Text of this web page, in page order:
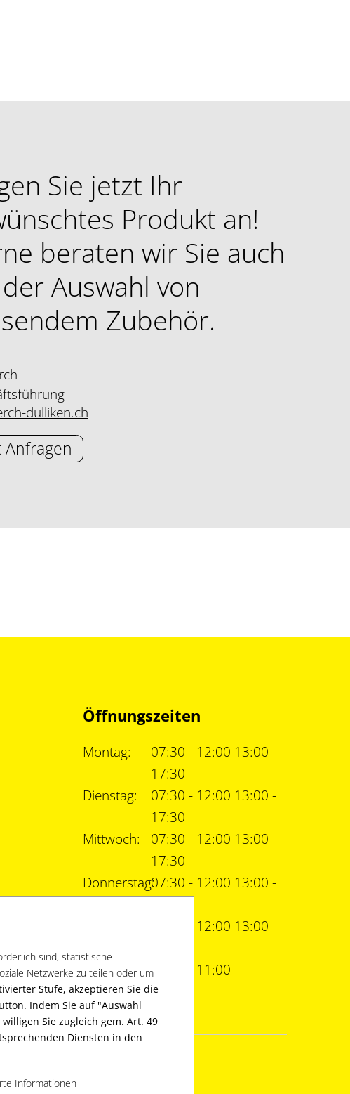
sind, statistische
Netzwerke zu teilen oder um
Stufe, akzeptieren Sie die
Indem Sie auf "Auswahl
Sie zugleich gem. Art. 49
Diensten in den
Informationen
Sie jetzt Ihr
Produkt an!
beraten wir Sie auch
Auswahl von
Zubehör.
dulliken.ch
Anfragen
Öffnungszeiten
Montag:
07:30 - 12:00 13:00 -
17:30
Dienstag:
07:30 - 12:00 13:00 -
17:30
Mittwoch:
07:30 - 12:00 13:00 -
17:30
Donnerstag:07:30 - 12:00 13:00 -
07:30 - 12:00 13:00 -
Samstag:
09:00 - 11:00